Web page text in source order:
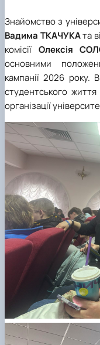
Знайомство з
Вадима ТКАЧУКАта
комісії Олексія
основними
кампанії 2026 року.
студентського
організації